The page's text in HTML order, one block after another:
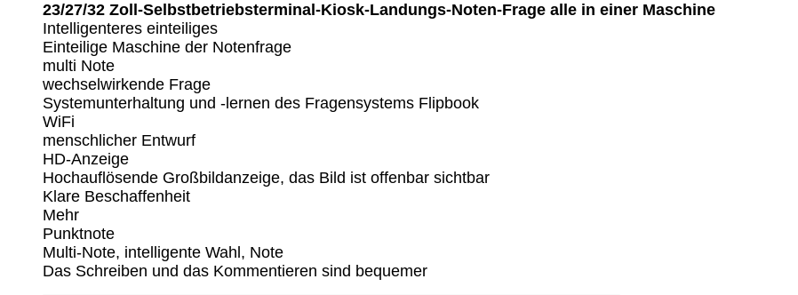
23/27/32 Zoll-Selbstbetriebsterminal-Kiosk-Landungs-Noten-Frage alle in einer Maschine
Intelligenteres einteiliges
Einteilige Maschine der Notenfrage
multi Note
wechselwirkende Frage
Systemunterhaltung und -lernen des Fragensystems Flipbook
WiFi
menschlicher Entwurf
HD-Anzeige
Hochauflösende Großbildanzeige, das Bild ist offenbar sichtbar
Klare Beschaffenheit
Mehr
Punktnote
Multi-Note, intelligente Wahl, Note
Das Schreiben und das Kommentieren sind bequemer